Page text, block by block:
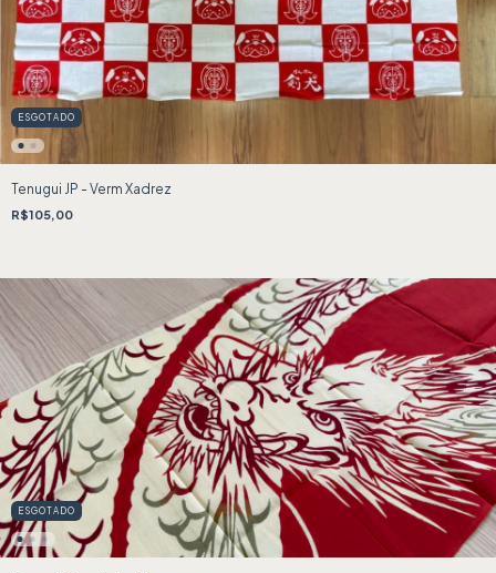
ESGOTADO
Tenugui JP - Verm Xadrez
R$105,00
ESGOTADO